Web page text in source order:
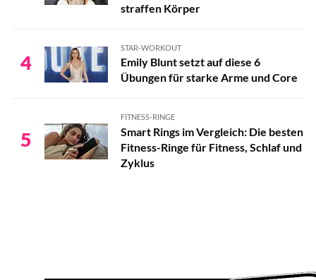
straffen Körper
4
STAR-WORKOUT
Emily Blunt setzt auf diese 6
Übungen für starke Arme und Core
5
FITNESS-RINGE
Smart Rings im Vergleich: Die besten
Fitness-Ringe für Fitness, Schlaf und
Zyklus